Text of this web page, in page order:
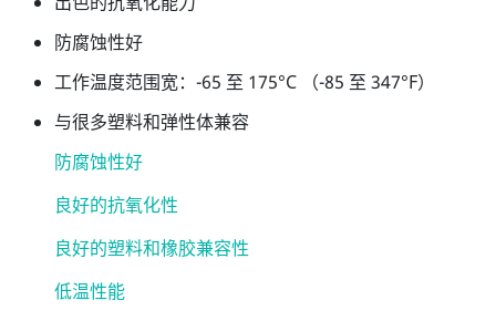
防腐蚀性好
工作温度范围宽：-65 至 175°C （-85 至 347°F）
与很多塑料和弹性体兼容
防腐蚀性好
良好的抗氧化性
良好的塑料和橡胶兼容性
低温性能